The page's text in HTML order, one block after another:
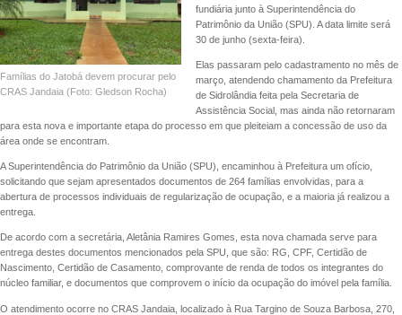
Famílias do Jatobá devem procurar pelo
CRAS Jandaia (Foto: Gledson Rocha)
fundiária junto à Superintendência do
Patrimônio da União (SPU). A data limite será
30 de junho (sexta-feira).
Elas passaram pelo cadastramento no mês de
março, atendendo chamamento da Prefeitura
de Sidrolândia feita pela Secretaria de
Assistência Social, mas ainda não retornaram
para esta nova e importante etapa do processo em que pleiteiam a concessão de uso da
área onde se encontram.
A Superintendência do Patrimônio da União (SPU), encaminhou à Prefeitura um ofício,
solicitando que sejam apresentados documentos de 264 famílias envolvidas, para a
abertura de processos individuais de regularização de ocupação, e a maioria já realizou a
entrega.
De acordo com a secretária, Aletânia Ramires Gomes, esta nova chamada serve para
entrega destes documentos mencionados pela SPU, que são: RG, CPF, Certidão de
Nascimento, Certidão de Casamento, comprovante de renda de todos os integrantes do
núcleo familiar, e documentos que comprovem o início da ocupação do imóvel pela família.
O atendimento ocorre no CRAS Jandaia, localizado à Rua Targino de Souza Barbosa, 270,